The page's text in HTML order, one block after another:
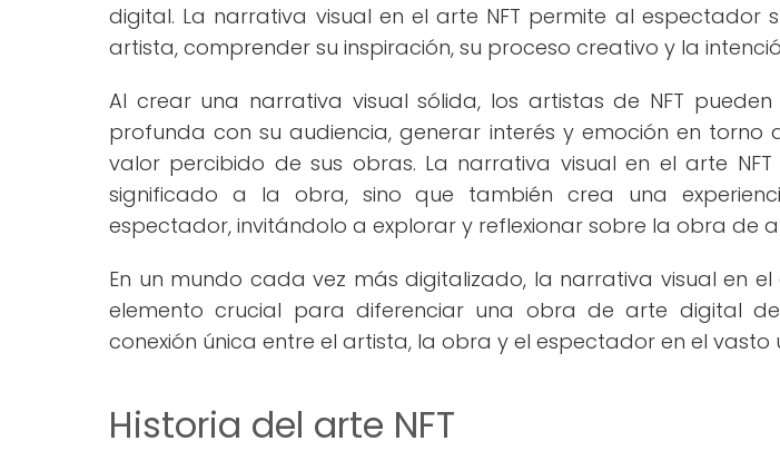
digital. La narrativa visual en el arte NFT permite al espectador
artista, comprender su inspiración, su proceso creativo y la
Al crear una narrativa visual sólida, los artistas de NFT
profunda con su audiencia, generar interés y emoción en torno
valor percibido de sus obras. La narrativa visual en el arte
significado a la obra, sino que también crea una
espectador, invitándolo a explorar y reflexionar sobre la obra de
En un mundo cada vez más digitalizado, la narrativa visual en el
elemento crucial para diferenciar una obra de arte digital
conexión única entre el artista, la obra y el espectador en el vasto
Historia del arte NFT